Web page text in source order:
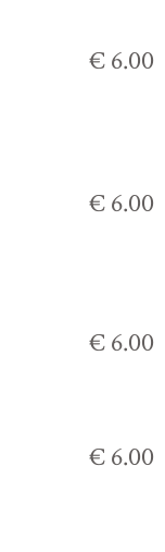
€ 6.00
€ 6.00
€ 6.00
€ 6.00